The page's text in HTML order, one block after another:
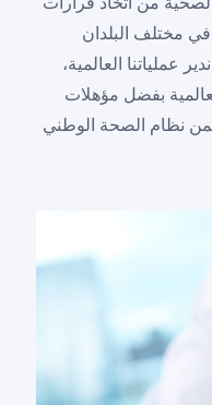
من اتخاذ قرارات
مختلف البلدان
عملياتنا العالمية،
بفضل مؤهلات
نظام الصحة الوطني